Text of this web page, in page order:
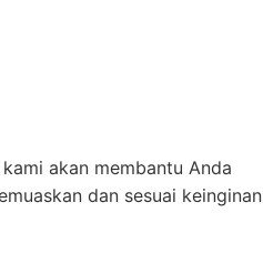
akan membantu Anda
dan sesuai keinginan